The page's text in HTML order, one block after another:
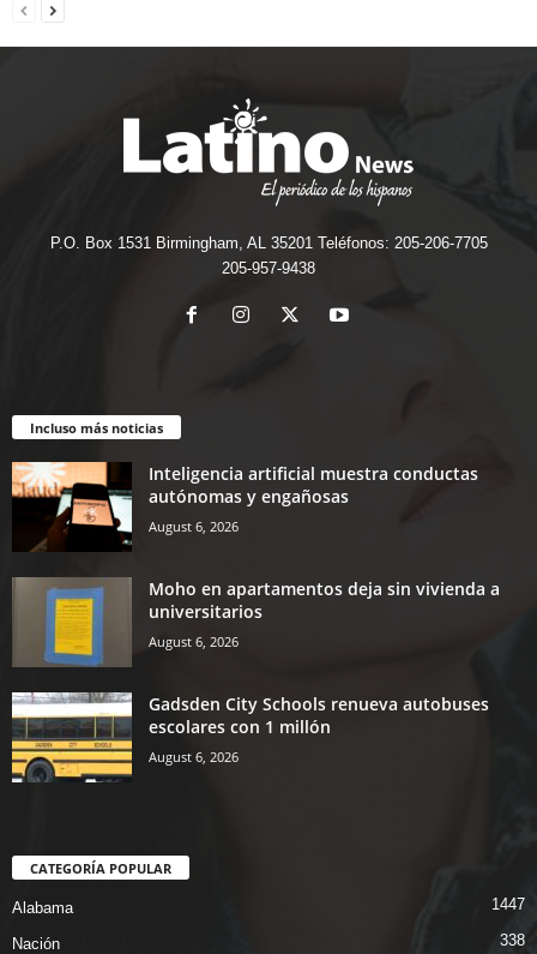
P.O. Box 1531 Birmingham, AL 35201 Teléfonos: 205-206-7705
205-957-9438
Incluso más noticias
Inteligencia artificial muestra conductas
autónomas y engañosas
August 6, 2026
Moho en apartamentos deja sin vivienda a
universitarios
August 6, 2026
Gadsden City Schools renueva autobuses
escolares con 1 millón
August 6, 2026
CATEGORÍA POPULAR
Alabama 1447
Nación 338